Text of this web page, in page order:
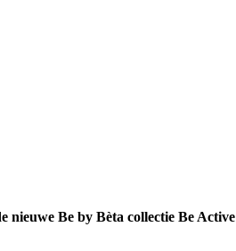
Be by Bèta collectie Be Active